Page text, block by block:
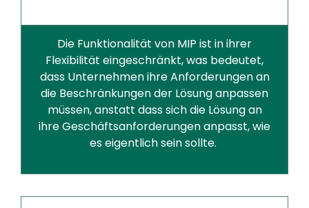
Die Funktionalität von MIP ist in ihrer
Flexibilität eingeschränkt, was bedeutet,
dass Unternehmen ihre Anforderungen an
die Beschränkungen der Lösung anpassen
müssen, anstatt dass sich die Lösung an
ihre Geschäftsanforderungen anpasst, wie
es eigentlich sein sollte.